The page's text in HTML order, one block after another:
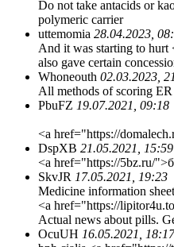
Do not take antacids or
polymeric carrier
uttemomia 28.04.2023,
And it was starting to hurt
also gave certain
Whoneouth 02.03.2023,
All methods of scoring
PbuFZ 19.07.2021, 09:18
<a href="https://
DspXB 21.05.2021, 15:59
<a href="https://5bz.ru/
SkvJR 17.05.2021, 19:23
Medicine information
<a href="https://
Actual news about pills.
OcuUH 16.05.2021, 18:17